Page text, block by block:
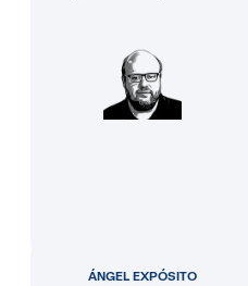
ÁNGEL EXPÓSITO